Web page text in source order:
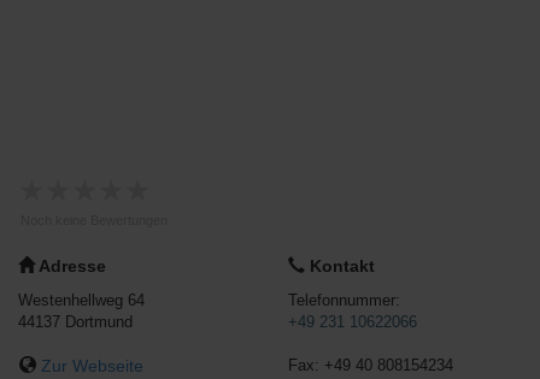
Adresse
Westenhellweg 64
44137 Dortmund
Zur Webseite
Kontakt
Telefonnummer:
+49 231 10622066
Fax: +49 40 808154234